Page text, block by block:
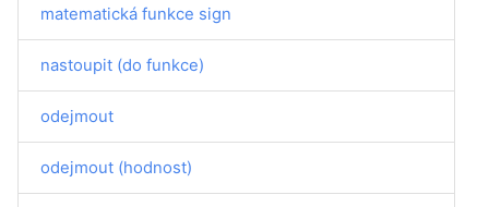
matematická funkce sign
nastoupit (do funkce)
odejmout
odejmout (hodnost)